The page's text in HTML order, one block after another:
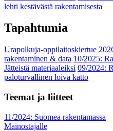
lehti kestävästä rakentamisesta
Tapahtumia
Urapolkuja-oppilaitoskiertue
rakentaminen & data 10/2025:
Jätteistä materiaaleiksi 09/2024:
paloturvallinen loiva katto
Teemat ja liitteet
11/2024: Suomea rakentamassa
Mainostajalle